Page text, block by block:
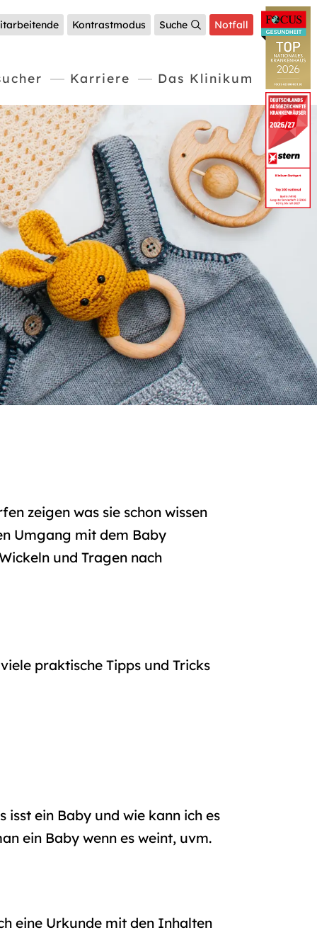
Kontrastmodus Suche Notfall
Karriere Das Klinikum
zeigen was sie schon wissen
Umgang mit dem Baby
und Tragen nach
viele praktische Tipps und Tricks
isst ein Baby und wie kann ich es
ein Baby wenn es weint, uvm.
eine Urkunde mit den Inhalten